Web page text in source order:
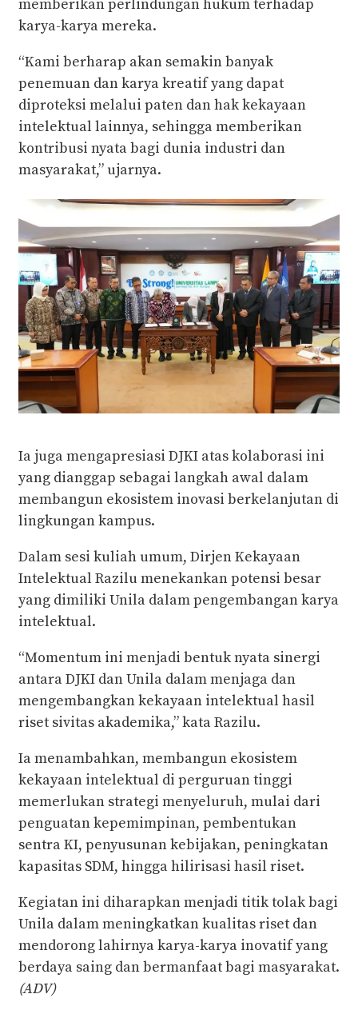
memberikan perlindungan hukum terhadap
karya-karya mereka.
“Kami berharap akan semakin banyak
penemuan dan karya kreatif yang dapat
diproteksi melalui paten dan hak kekayaan
intelektual lainnya, sehingga memberikan
kontribusi nyata bagi dunia industri dan
masyarakat,” ujarnya.
Ia juga mengapresiasi DJKI atas kolaborasi ini
yang dianggap sebagai langkah awal dalam
membangun ekosistem inovasi berkelanjutan di
lingkungan kampus.
Dalam sesi kuliah umum, Dirjen Kekayaan
Intelektual Razilu menekankan potensi besar
yang dimiliki Unila dalam pengembangan karya
intelektual.
“Momentum ini menjadi bentuk nyata sinergi
antara DJKI dan Unila dalam menjaga dan
mengembangkan kekayaan intelektual hasil
riset sivitas akademika,” kata Razilu.
Ia menambahkan, membangun ekosistem
kekayaan intelektual di perguruan tinggi
memerlukan strategi menyeluruh, mulai dari
penguatan kepemimpinan, pembentukan
sentra KI, penyusunan kebijakan, peningkatan
kapasitas SDM, hingga hilirisasi hasil riset.
Kegiatan ini diharapkan menjadi titik tolak bagi
Unila dalam meningkatkan kualitas riset dan
mendorong lahirnya karya-karya inovatif yang
berdaya saing dan bermanfaat bagi masyarakat.
(ADV)